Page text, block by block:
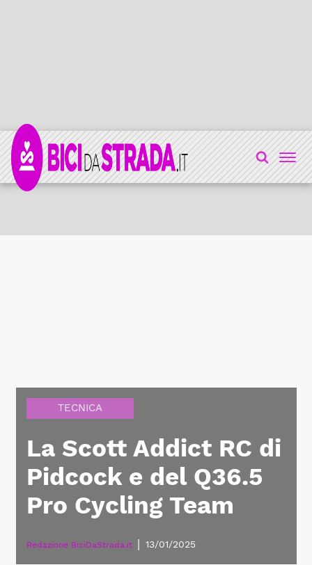
TECNICA
La Scott Addict RC di
Pidcock e del Q36.5
Pro Cycling Team
Redazione BiciDaStrada.it 13/01/2025